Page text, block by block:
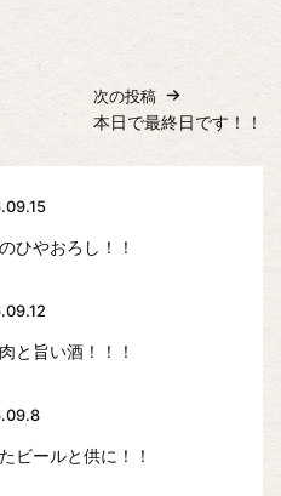
次の投稿
本日で最終日です！！
ひやおろし！！
と旨い酒！！！
ビールと供に！！